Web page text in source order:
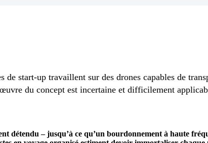
start-up travaillent sur des drones capables de
du concept est incertaine et difficilement
détendu – jusqu’à ce qu’un bourdonnement à haute